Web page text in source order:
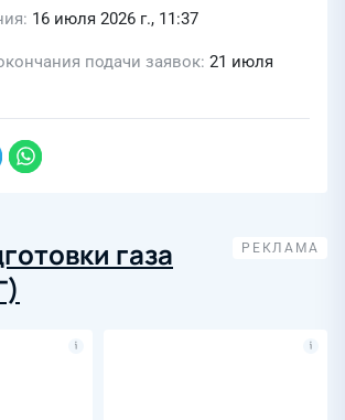
16 июля 2026 г., 11:37
подачи заявок 21 июля
газа